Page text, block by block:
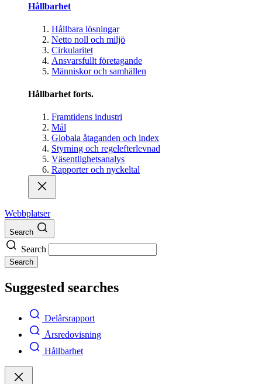
Hållbarhet
Hållbara lösningar
Netto noll och miljö
Cirkularitet
Ansvarsfullt företagande
Människor och samhällen
Hållbarhet forts.
Framtidens industri
Mål
Globala åtaganden och index
Styrning och regelefterlevnad
Väsentlighetsanalys
Rapporter och nyckeltal
Webbplatser
Search
Search
Search
Suggested searches
Delårsrapport
Årsredovisning
Hållbarhet